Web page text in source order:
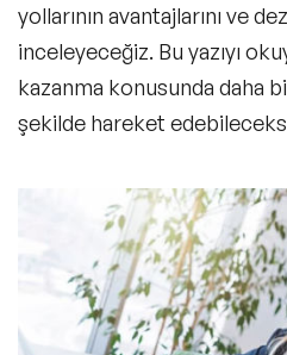
yollarının avantajlarını ve
inceleyeceğiz. Bu yazıyı
kazanma konusunda daha
şekilde hareket